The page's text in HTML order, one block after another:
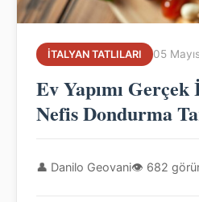
İTALYAN TATLILARI 05
Ev Yapımı
Nefis Dondurma
👤 Danilo Geovani👁 682